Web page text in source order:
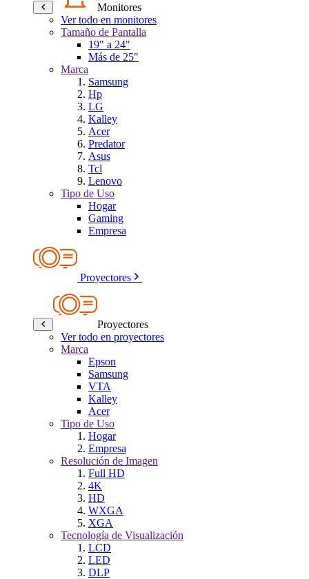
Monitores
Ver todo en monitores
Tamaño de Pantalla
19" a 24"
Más de 25"
Marca
Samsung
Hp
LG
Kalley
Acer
Predator
Asus
Tcl
Lenovo
Tipo de Uso
Hogar
Gaming
Empresa
Proyectores
Proyectores
Ver todo en proyectores
Marca
Epson
Samsung
VTA
Kalley
Acer
Tipo de Uso
Hogar
Empresa
Resolución de Imagen
Full HD
4K
HD
WXGA
XGA
Tecnología de Visualización
LCD
LED
DLP